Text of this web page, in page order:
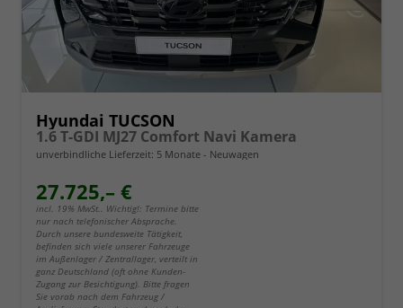
Hyundai TUCSON
1.6 T-GDI MJ27 Comfort Navi Kamera
unverbindliche Lieferzeit: 5 Monate Neuwagen
27.725,– €
incl. 19% MwSt.. Wichtig!: Termine bitte
nur nach telefonischer Absprache.
Durch unsere bundesweite Tätigkeit,
befinden sich viele unserer Fahrzeuge
im Außenlager / Zentrallager, verteilt in
ganz Deutschland (oft ohne Kunden-
Zugang zur Besichtigung). Bitte fragen
Sie vorab nach dem Fahrzeug /